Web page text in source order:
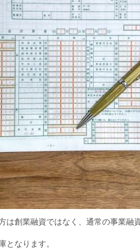
創業融資ではなく、通常の事業融
となります。